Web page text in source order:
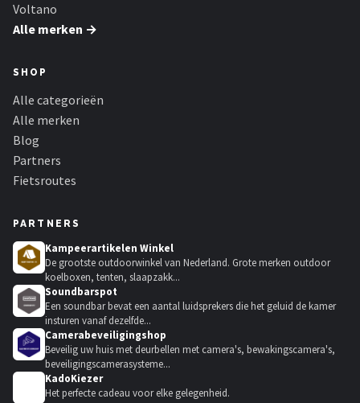
Voltano
Alle merken →
SHOP
Alle categorieën
Alle merken
Blog
Partners
Fietsroutes
PARTNERS
Kampeerartikelen Winkel
De grootste outdoorwinkel van Nederland. Grote merken outdoor
koelboxen, tenten, slaapzakk...
Soundbarspot
Een soundbar bevat een aantal luidsprekers die het geluid de kamer
insturen vanaf dezelfde...
Camerabeveiligingshop
Beveilig uw huis met deurbellen met camera's, bewakingscamera's,
beveiligingscamerasysteme...
KadoKiezer
Het perfecte cadeau voor elke gelegenheid.